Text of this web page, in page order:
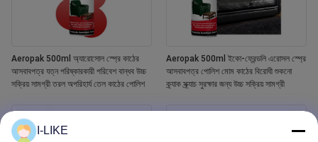
Aeropak 500ml অ্যারোসোল স্প্রে কাঠের
আসবাবপত্র যত্ন পরিষ্কারকারী পরিবেশ বান্ধব উচ্চ
সক্রিয় সামগ্রী তরল অপরিহার্য তেল কাঠের পোলিশ
Aeropak 500ml ইকো-ফ্রেন্ডলি এরোসল স্প্রে
আসবাবপত্র পোলিশ মোম কাঠের বিরোধী শুকনো
ক্র্যাক স্ক্র্যাচ সুরক্ষার জন্য উচ্চ সক্রিয় সামগ্রী
I-LIKE